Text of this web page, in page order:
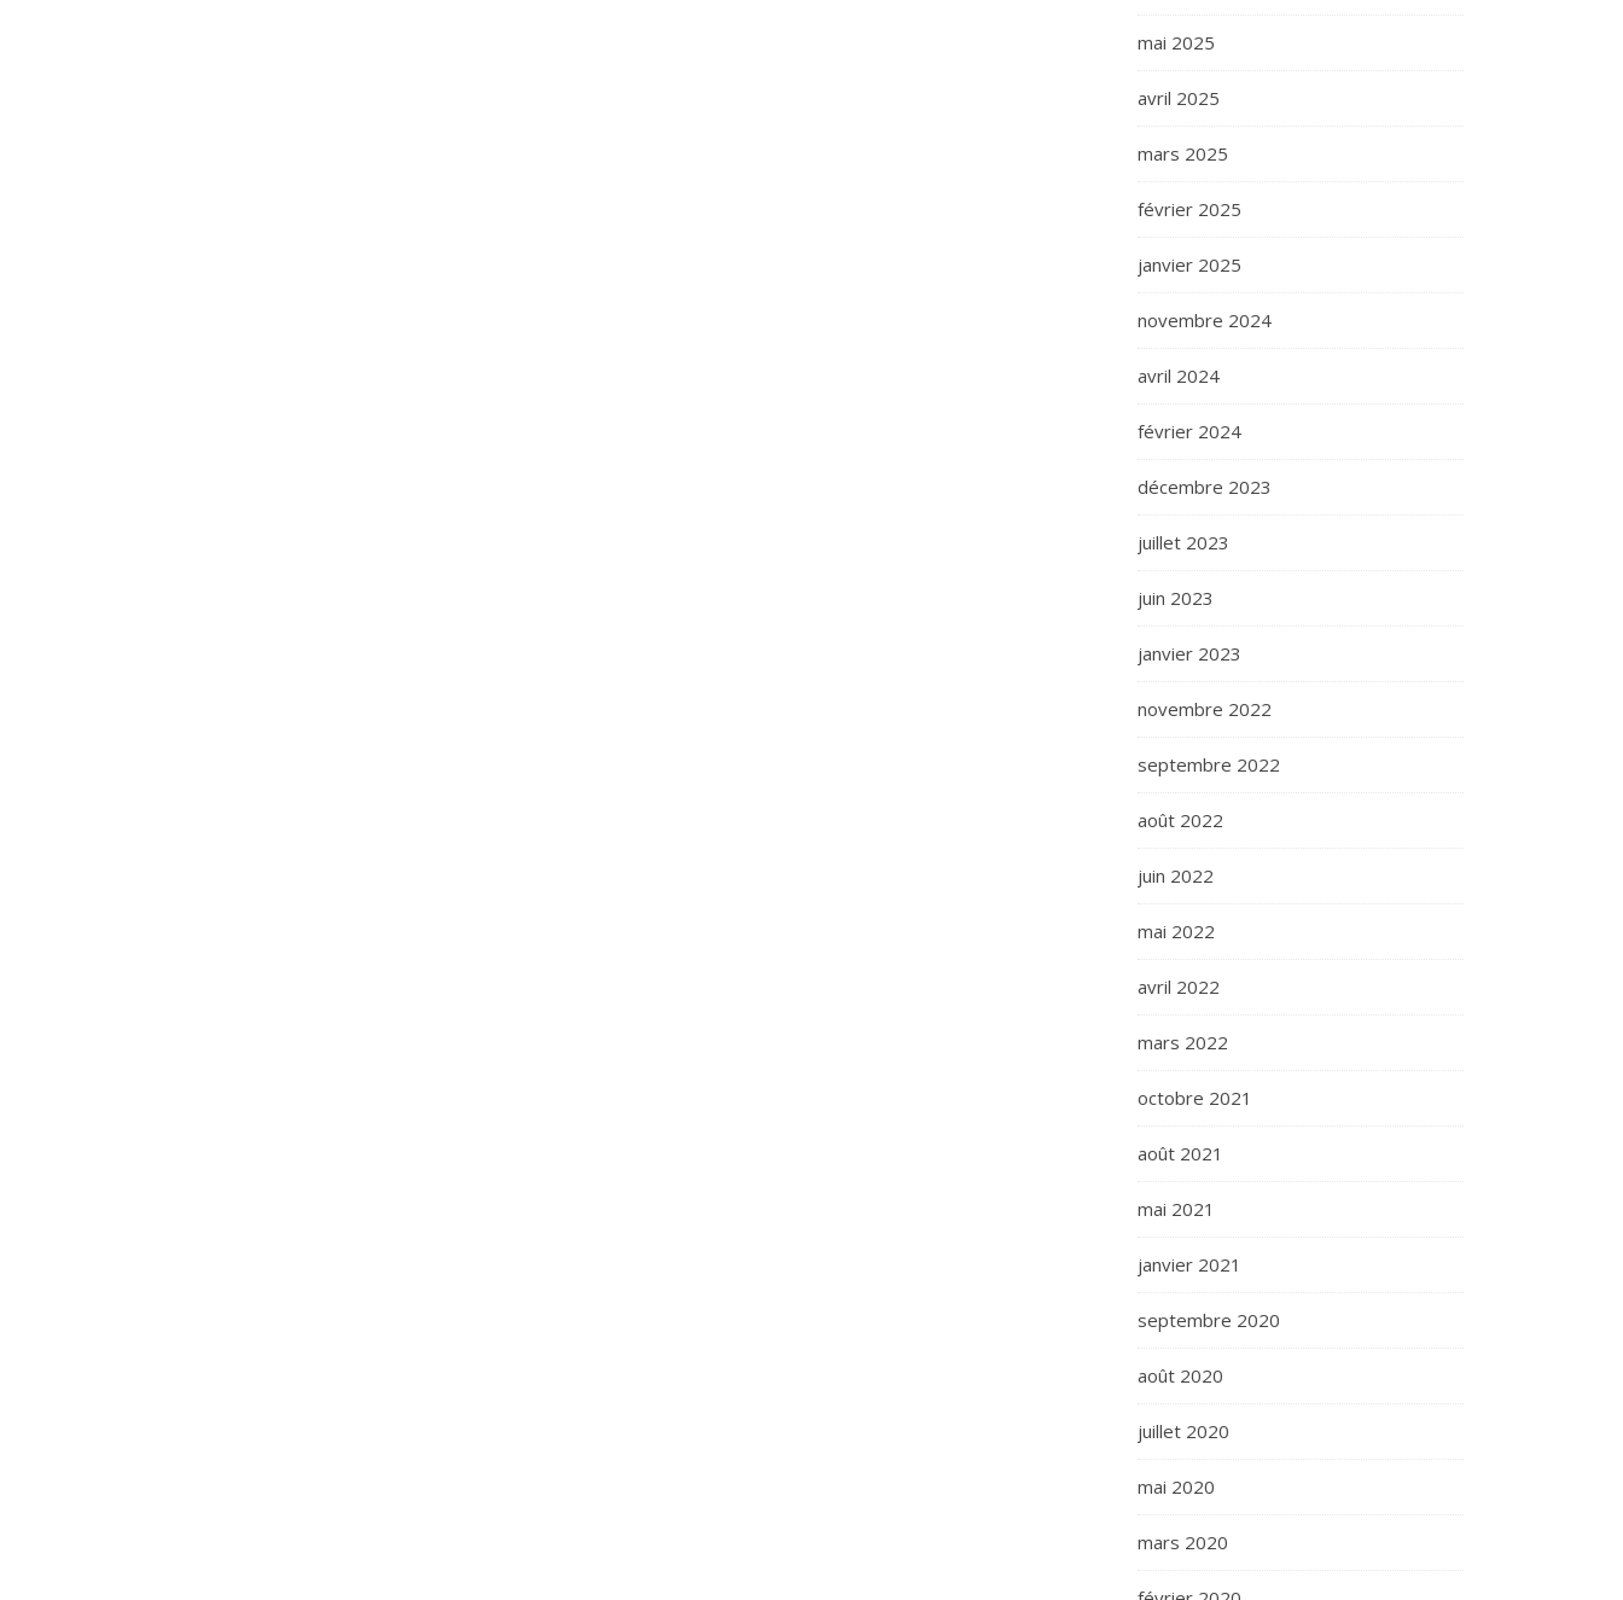
mai 2025
avril 2025
mars 2025
février 2025
janvier 2025
novembre 2024
avril 2024
février 2024
décembre 2023
juillet 2023
juin 2023
janvier 2023
novembre 2022
septembre 2022
août 2022
juin 2022
mai 2022
avril 2022
mars 2022
octobre 2021
août 2021
mai 2021
janvier 2021
septembre 2020
août 2020
juillet 2020
mai 2020
mars 2020